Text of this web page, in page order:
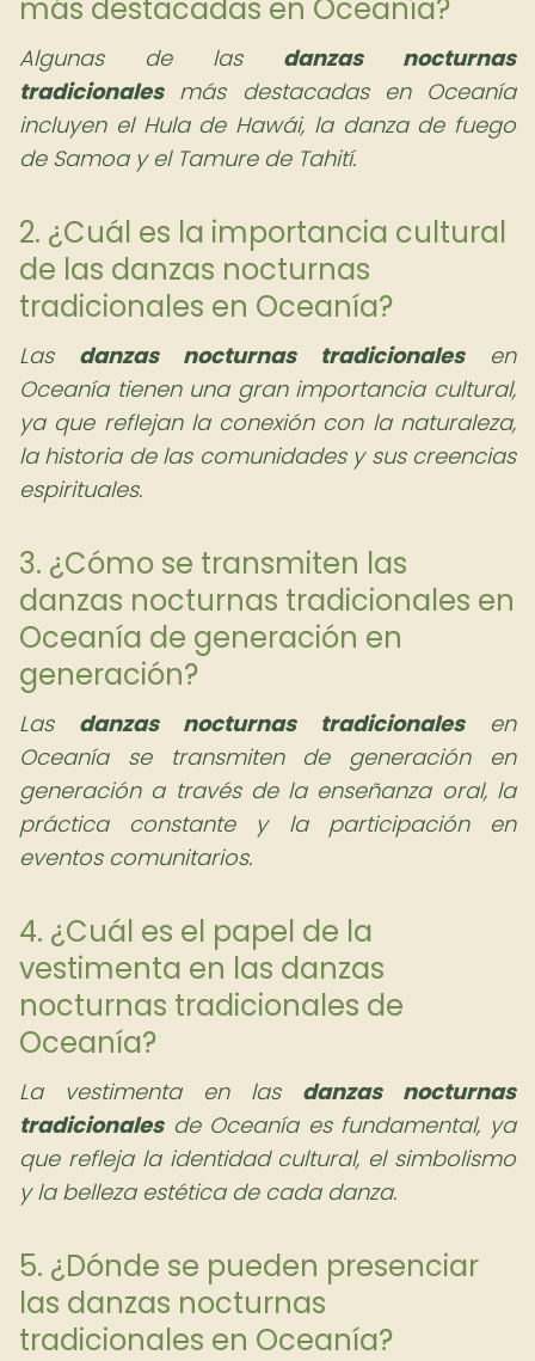
más destacadas en Oceanía?
Algunas de las danzas nocturnas
tradicionalesmás destacadas en Oceanía
incluyen el Hula de Hawái, la danza de fuego
de Samoa y el Tamure de Tahití.
2. ¿Cuál es la importancia cultural
de las danzas nocturnas
tradicionales en Oceanía?
Las danzas nocturnas tradicionalesen
Oceanía tienen una gran importancia cultural,
ya que reflejan la conexión con la naturaleza,
la historia de las comunidades y sus creencias
espirituales.
3. ¿Cómo se transmiten las
danzas nocturnas tradicionales en
Oceanía de generación en
generación?
Las danzas nocturnas tradicionalesen
Oceanía se transmiten de generación en
generación a través de la enseñanza oral, la
práctica constante y la participación en
eventos comunitarios.
4. ¿Cuál es el papel de la
vestimenta en las danzas
nocturnas tradicionales de
Oceanía?
La vestimenta en las danzas nocturnas
tradicionalesde Oceanía es fundamental, ya
que refleja la identidad cultural, el simbolismo
y la belleza estética de cada danza.
5. ¿Dónde se pueden presenciar
las danzas nocturnas
tradicionales en Oceanía?